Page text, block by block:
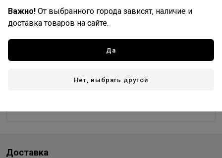
9/97 99/0 99/44
Wella Professionals
Германия - страна бренда
Доставка
Важно! От выбранного города зависят, наличие и
доставка товаров на сайте.
Да
Нет, выбрать другой